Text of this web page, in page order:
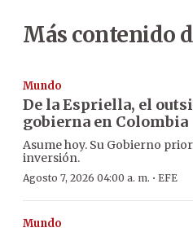
Más contenido
Mundo
De la Espriella, el
gobierna en Colombia
Asume hoy. Su Gobierno
inversión.
Agosto 7, 2026 04:00 a. m. · EFE
Mundo